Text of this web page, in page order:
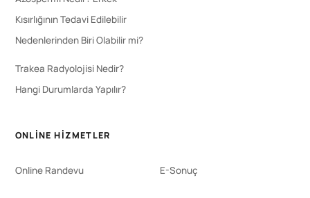
Kısırlığının Tedavi Edilebilir
Nedenlerinden Biri Olabilir mi?
Trakea Radyolojisi Nedir?
Hangi Durumlarda Yapılır?
ONLINE HIZMETLER
Online Randevu E-Sonuç